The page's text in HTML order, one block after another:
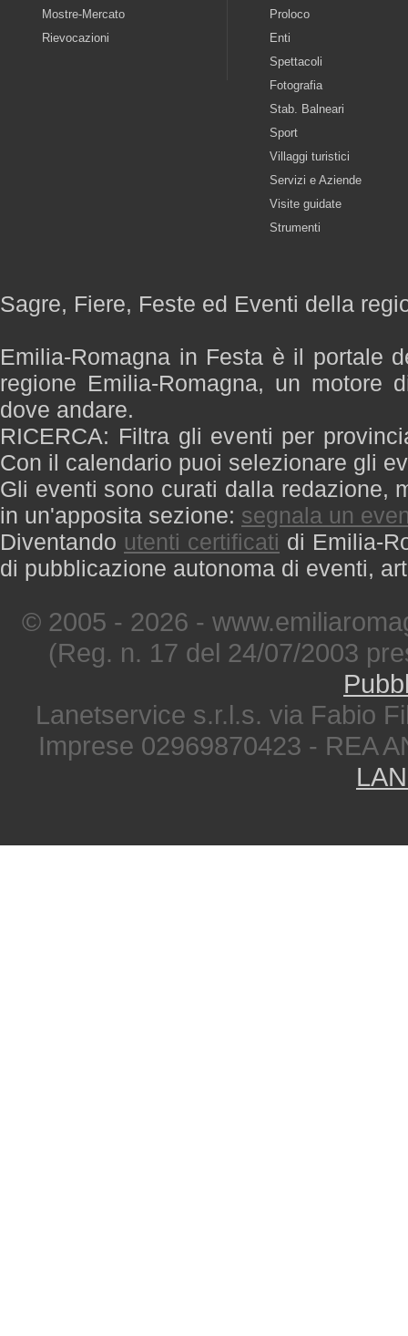
Mostre-Mercato
Rievocazioni
Proloco
Enti
Spettacoli
Fotografia
Stab. Balneari
Sport
Villaggi turistici
Servizi e Aziende
Visite guidate
Strumenti
Sagre, Fiere, Feste ed Eventi della
Emilia-Romagna in Festa è il portale
regione Emilia-Romagna, un motore
dove andare.
RICERCA: Filtra gli eventi per
Con il calendario puoi selezionare gli
Gli eventi sono curati dalla redazione,
in un'apposita sezione: segnala un
Diventando utenti certificati di Emilia-
di pubblicazione autonoma di eventi,
© 2005 - 2026 -
(Reg. n. 17 del 24/07/2003
Lanetservice s.r.l.s. via Fabio
Imprese 02969870423 - REA